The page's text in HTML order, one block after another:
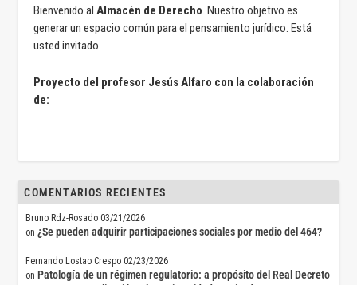
Bienvenido alAlmacén de Derecho. Nuestro objetivo es
generar un espacio común para el pensamiento jurídico. Está
usted invitado.
Proyecto del profesor Jesús Alfaro con la colaboración
de:
COMENTARIOS RECIENTES
Bruno Rdz-Rosado 03/21/2026
on¿Se pueden adquirir participaciones sociales por medio del 464?
Fernando Lostao Crespo 02/23/2026
on Patología de un régimen regulatorio: a propósito del Real Decreto